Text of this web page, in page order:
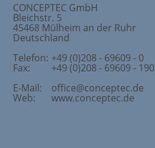
CONCEPTEC GmbH
Bleichstr. 5
45468 Mülheim an der Ruhr
Deutschland
Telefon: +49 (0)208 - 69609 - 0
Fax:
+49 (0)208 - 69609 - 190
E-Mail:
office@conceptec.de
Web: www.conceptec.de